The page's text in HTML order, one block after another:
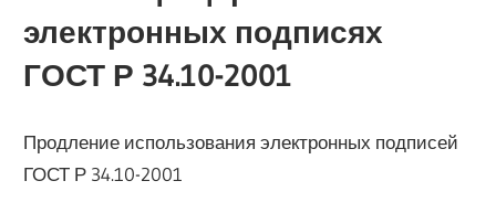
электронных подписях
ГОСТ Р 34.10-2001
Продление использования электронных подписей
ГОСТ Р 34.10-2001